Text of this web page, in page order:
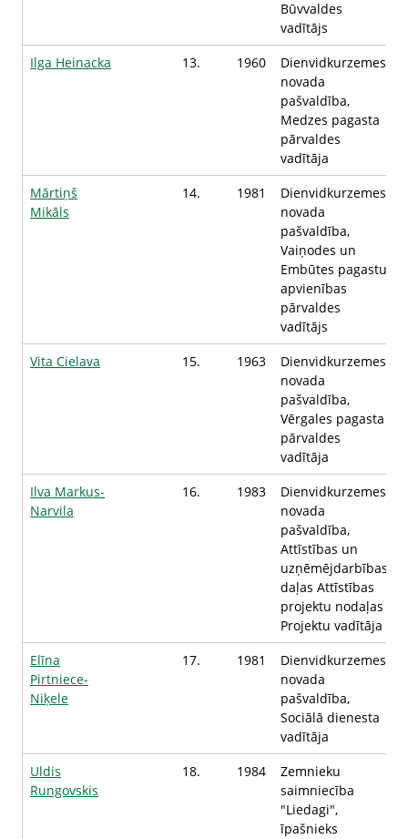
Būvvaldes
vadītājs
Ilga Heinacka
13. 1960
Dienvidkurzemes
novada
pašvaldība,
Medzes pagasta
pārvaldes
vadītāja
Mārtiņš
Mikāls
14. 1981
Dienvidkurzemes
novada
pašvaldība,
Vaiņodes un
Embūtes pagastu
apvienības
pārvaldes
vadītājs
Vita Cielava
15. 1963
Dienvidkurzemes
novada
pašvaldība,
Vērgales pagasta
pārvaldes
vadītāja
Ilva Markus-
Narvila
16. 1983
Dienvidkurzemes
novada
pašvaldība,
Attīstības un
uzņēmējdarbības
daļas Attīstības
projektu nodaļas
Projektu vadītāja
Elīna
Pirtniece-
Niķele
17. 1981
Dienvidkurzemes
novada
pašvaldība,
Sociālā dienesta
vadītāja
Uldis
Rungovskis
18. 1984
Zemnieku
saimniecība
"Liedagi",
īpašnieks